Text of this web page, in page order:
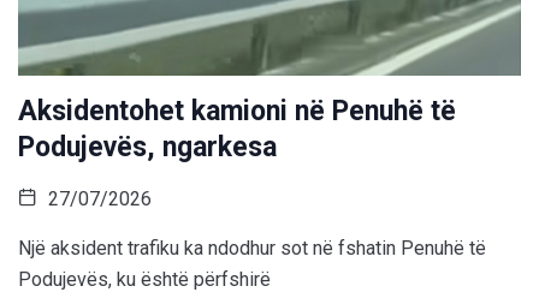
Aksidentohet kamioni në Penuhë të
Podujevës, ngarkesa
27/07/2026
Një aksident trafiku ka ndodhur sot në fshatin Penuhë të
Podujevës, ku është përfshirë